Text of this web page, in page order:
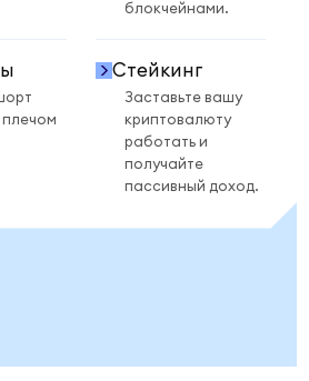
блокчейнами.
плечом
Стейкинг
Заставьте вашу
криптовалюту
работать и
получайте
пассивный доход.